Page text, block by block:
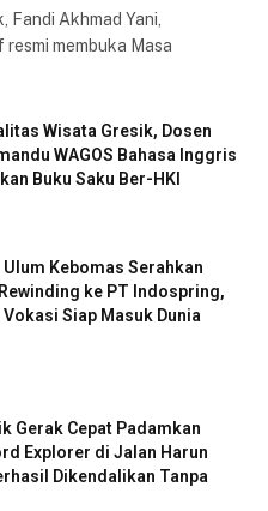
Fandi Akhmad Yani,
membuka Masa
Wisata Gresik, Dosen
WAGOS Bahasa Inggris
Buku Saku Ber-HKI
Ulum Kebomas Serahkan
ke PT Indospring,
Siap Masuk Dunia
Gerak Cepat Padamkan
Explorer di Jalan Harun
Dikendalikan Tanpa